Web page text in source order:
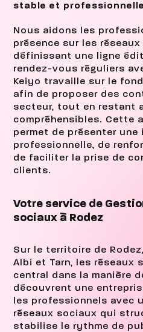
stable et
Nous aidons les
présence sur les
définissant une ligne
rendez-vous réguliers
Keiyo travaille sur le
afin de proposer des
secteur, tout en restant
compréhensibles. Cette
permet de présenter une
professionnelle, de
de faciliter la prise de
clients.
Votre service de
sociaux à Rodez
Sur le territoire de
Albi et Tarn, les réseaux
central dans la manière
découvrent une
les professionnels avec
réseaux sociaux qui
stabilise le rythme de